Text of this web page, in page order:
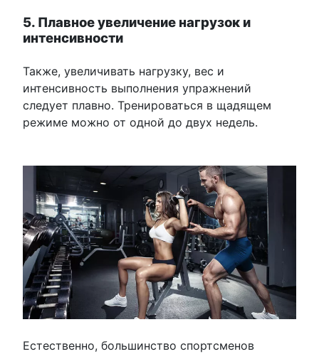
5. Плавное увеличение нагрузок и
интенсивности
Также, увеличивать нагрузку, вес и
интенсивность выполнения упражнений
следует плавно. Тренироваться в щадящем
режиме можно от одной до двух недель.
Естественно, большинство спортсменов